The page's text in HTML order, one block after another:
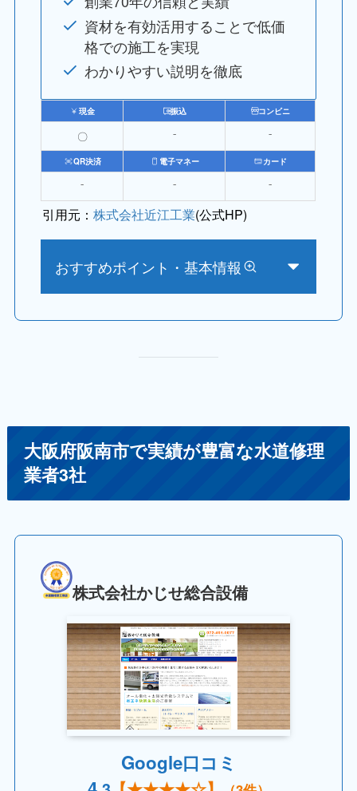
資材を有効活用することで低価
格での施工を実現
わかりやすい説明を徹底
現金 振込 コンビニ
〇 ⁻ ⁻
QR決済 電子マネー カード
⁻ ⁻ ⁻
引用元：株式会社近江工業(公式HP)
おすすめポイント・基本情報
大阪府阪南市で実績が豊富な水道修理
業者3社
株式会社かじせ総合設備
Google口コミ